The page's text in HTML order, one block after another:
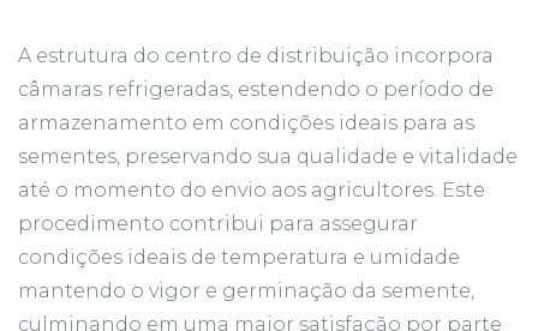
A estrutura do centro de distribuição incorpora
câmaras refrigeradas, estendendo o período de
armazenamento em condições ideais para as
sementes, preservando sua qualidade e vitalidade
até o momento do envio aos agricultores. Este
procedimento contribui para assegurar
condições ideais de temperatura e umidade
mantendo o vigor e germinação da semente,
culminando em uma maior satisfação por parte